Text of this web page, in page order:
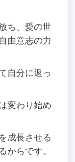
ち、愛の世
由意志の力
自分に返っ
変わり始め
成長させる
からです。